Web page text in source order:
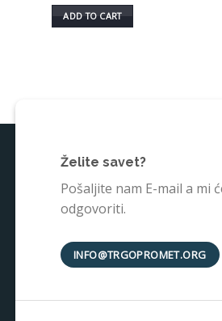
ADD TO CART
Želite savet?
Pošaljite nam E-mail a mi
odgovoriti.
INFO@TRGOPROMET.ORG